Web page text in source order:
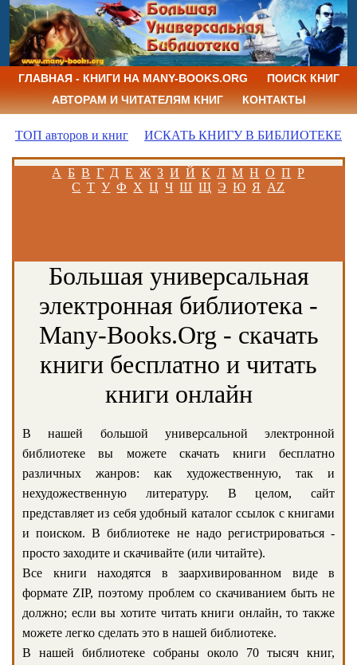
ГЛАВНАЯ - КНИГИ НА MANY-BOOKS.ORG
ПОИСК КНИГ
АВТОРАМ И ЧИТАТЕЛЯМ КНИГ
КОНТАКТЫ
ТОП авторов и книг ИСКАТЬ КНИГУ В БИБЛИОТЕКЕ
А Б В Г Д Е Ж З И Й К Л М Н О П Р
С Т У Ф Х Ц Ч Ш Щ Э Ю Я AZ
Большая универсальная
электронная библиотека -
Many-Books.Org - скачать
книги бесплатно и читать
книги онлайн
В нашей большой универсальной электронной
библиотеке вы можете скачать книги бесплатно
различных жанров: как художественную, так и
нехудожественную литературу. В целом, сайт
представляет из себя удобный каталог ссылок с книгами
и поиском. В библиотеке не надо регистрироваться -
просто заходите и скачивайте (или читайте).
Все книги находятся в заархивированном виде в
формате ZIP, поэтому проблем со скачиванием быть не
должно; если вы хотите читать книги онлайн, то также
можете легко сделать это в нашей библиотеке.
В нашей библиотеке собраны около 70 тысяч книг,